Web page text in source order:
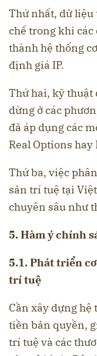
Thứ nhất, dữ liệu
chế trong khi
thành hệ thống
định giá IP.
Thứ hai, kỹ thuật
dừng ở các
đã áp dụng các
Real Options
Thứ ba, việc
sản trí tuệ tại
chuyên sâu như
5. Hàm ý chính
5.1. Phát triển
trí tuệ
Cần xây dựng hệ
tiền bản quyền,
trí tuệ và các